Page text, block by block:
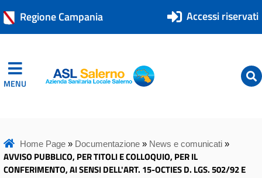
Regione Campania Accessi riservati
MENU ASL Salerno
ASL Salerno
Home Page» Documentazione» News e comunicati»
AVVISO PUBBLICO, PER TITOLI E COLLOQUIO, PER IL
CONFERIMENTO, AI SENSI DELL'ART. 15-OCTIES D. LGS. 502/92 E